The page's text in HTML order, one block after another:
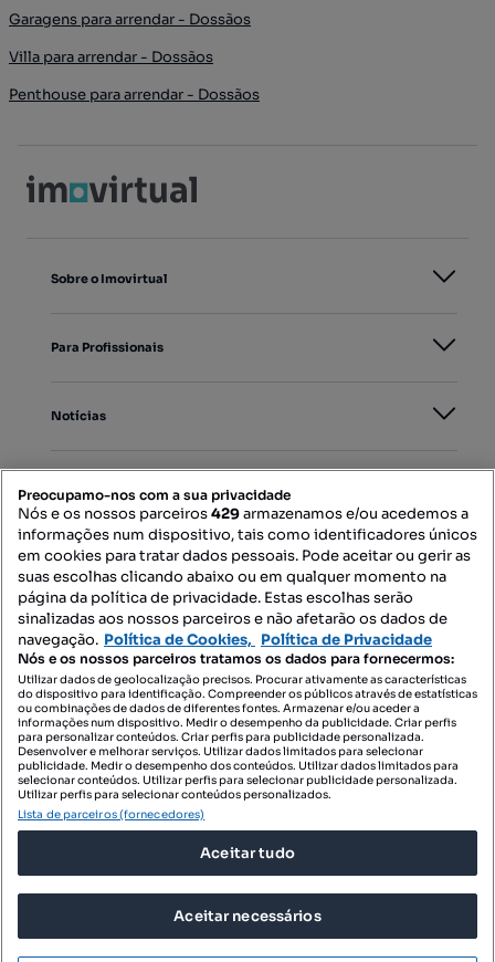
Garagens para arrendar - Dossãos
Villa para arrendar - Dossãos
Penthouse para arrendar - Dossãos
Sobre o Imovirtual
Para Profissionais
Notícias
Mapa do Site
Contacte-nos
SIGA-NOS:
DESCARREGAR NA:
© 2026 Imovirtual.com, OLX Portugal, S.A.
TERMOS DE UTILIZAÇÃO
Preocupamo-nos com a sua privacidade
Nós e os nossos parceiros429armazenamos e/ou acedemos a
informações num dispositivo, tais como identificadores únicos
em cookies para tratar dados pessoais. Pode aceitar ou gerir as
suas escolhas clicando abaixo ou em qualquer momento na
página da política de privacidade. Estas escolhas serão
sinalizadas aos nossos parceiros e não afetarão os dados de
navegação. Política de Cookies, Política de Privacidade
Nós e os nossos parceiros tratamos os dados para fornecermos:
Utilizar dados de geolocalização precisos. Procurar ativamente as características
do dispositivo para identificação. Compreender os públicos através de estatísticas
ou combinações de dados de diferentes fontes. Armazenar e/ou aceder a
informações num dispositivo. Medir o desempenho da publicidade. Criar perfis
para personalizar conteúdos. Criar perfis para publicidade personalizada.
Desenvolver e melhorar serviços. Utilizar dados limitados para selecionar
publicidade. Medir o desempenho dos conteúdos. Utilizar dados limitados para
selecionar conteúdos. Utilizar perfis para selecionar publicidade personalizada.
Utilizar perfis para selecionar conteúdos personalizados.
Lista de parceiros (fornecedores)
Aceitar tudo
Aceitar necessários